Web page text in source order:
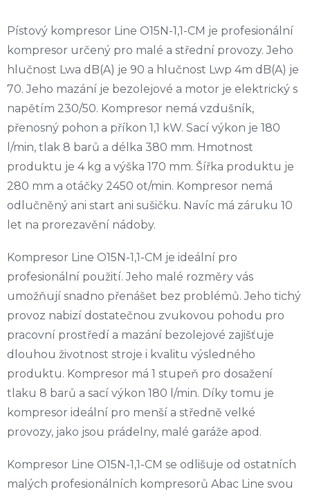
Pístový kompresor Line O15N-1,1-CM je profesionální
kompresor určený pro malé a střední provozy. Jeho
hlučnost Lwa dB(A) je 90 a hlučnost Lwp 4m dB(A) je
70. Jeho mazání je bezolejové a motor je elektrický s
napětím 230/50. Kompresor nemá vzdušník,
přenosný pohon a příkon 1,1 kW. Sací výkon je 180
l/min, tlak 8 barů a délka 380 mm. Hmotnost
produktu je 4 kg a výška 170 mm. Šířka produktu je
280 mm a otáčky 2450 ot/min. Kompresor nemá
odlučněný ani start ani sušičku. Navíc má záruku 10
let na prorezavění nádoby.
Kompresor Line O15N-1,1-CM je ideální pro
profesionální použití. Jeho malé rozměry vás
umožňují snadno přenášet bez problémů. Jeho tichý
provoz nabizí dostatečnou zvukovou pohodu pro
pracovní prostředí a mazání bezolejové zajišťuje
dlouhou životnost stroje i kvalitu výsledného
produktu. Kompresor má 1 stupeň pro dosažení
tlaku 8 barů a sací výkon 180 l/min. Díky tomu je
kompresor ideální pro menší a středně velké
provozy, jako jsou prádelny, malé garáže apod.
Kompresor Line O15N-1,1-CM se odlišuje od ostatních
malých profesionálních kompresorů Abac Line svou